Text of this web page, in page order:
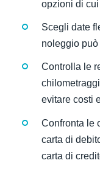
opzioni di
Scegli date
noleggio
Controlla le
evitare costi
Confronta le
carta di
carta di